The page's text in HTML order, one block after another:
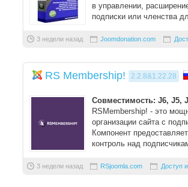
в управлении,
подписки или членства
3 недели назад Joomdonation.com
RS Membership! 2.2.8&1.22.28
Совместимость: J6, J5,
RSMembership! - это
организации сайта с
Компонент
контроль над
3 недели назад RSjoomla.com Доступ